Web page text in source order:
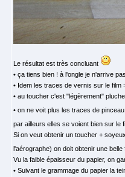
Le résultat est très concluant
• ça tiens bien ! à l'ongle je n'arrive
• Idem les traces de vernis sur le
• au toucher c'est "légèrement"
• on ne voit plus les traces de
par ailleurs elles se voient bien sur le
Si on veut obtenir un toucher +
l'aérographe) on doit obtenir une
Vu la faible épaisseur du papier, on
• Suivant le grammage du papier la